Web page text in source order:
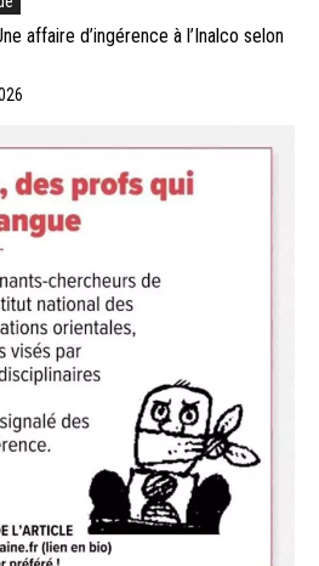
affaire d’ingérence à l’Inalco selon